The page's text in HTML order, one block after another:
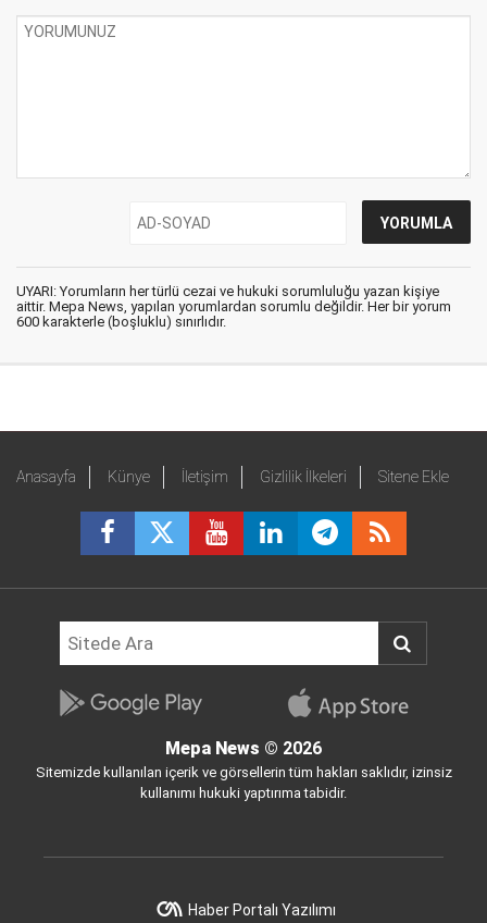
UYARI: Yorumların her türlü cezai ve hukuki sorumluluğu yazan kişiye
aittir. Mepa News, yapılan yorumlardan sorumlu değildir. Her bir yorum
600 karakterle (boşluklu) sınırlıdır.
Anasayfa Künye İletişim Gizlilik İlkeleri Sitene Ekle
Mepa News © 2026
Sitemizde kullanılan içerik ve görsellerin tüm hakları saklıdır, izinsiz
kullanımı hukuki yaptırıma tabidir.
Haber Portalı Yazılımı